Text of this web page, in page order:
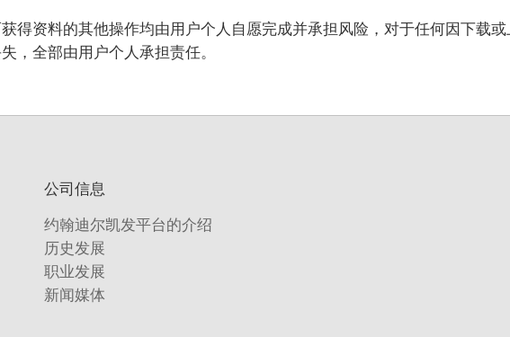
得资料的其他操作均由用户个人自愿完成并承担风险，对于任何因下载
，全部由用户个人承担责任。
公司信息
约翰迪尔凯发平台的介绍
历史发展
职业发展
新闻媒体